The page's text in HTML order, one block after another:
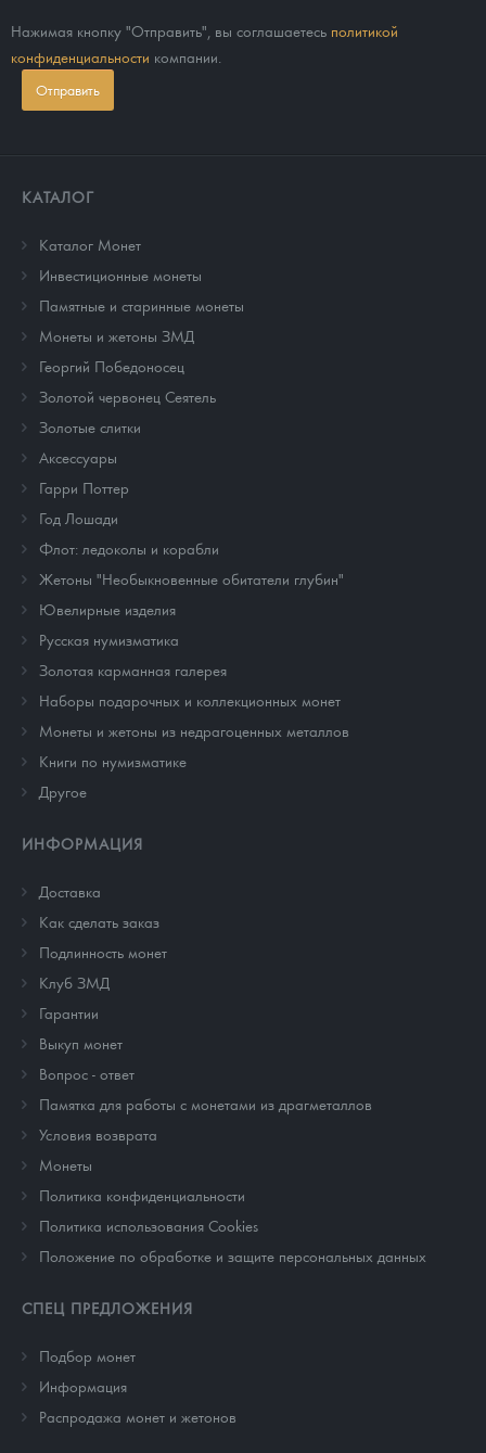
Нажимая кнопку "Отправить", вы соглашаетесь политикой
конфиденциальности компании.
Отправить
КАТАЛОГ
Каталог Монет
Инвестиционные монеты
Памятные и старинные монеты
Монеты и жетоны ЗМД
Георгий Победоносец
Золотой червонец Сеятель
Золотые слитки
Аксессуары
Гарри Поттер
Год Лошади
Флот: ледоколы и корабли
Жетоны "Необыкновенные обитатели глубин"
Ювелирные изделия
Русская нумизматика
Золотая карманная галерея
Наборы подарочных и коллекционных монет
Монеты и жетоны из недрагоценных металлов
Книги по нумизматике
Другое
ИНФОРМАЦИЯ
Доставка
Как сделать заказ
Подлинность монет
Клуб ЗМД
Гарантии
Выкуп монет
Вопрос - ответ
Памятка для работы с монетами из драгметаллов
Условия возврата
Монеты
Политика конфиденциальности
Политика использования Cookies
Положение по обработке и защите персональных данных
СПЕЦ ПРЕДЛОЖЕНИЯ
Подбор монет
Информация
Распродажа монет и жетонов